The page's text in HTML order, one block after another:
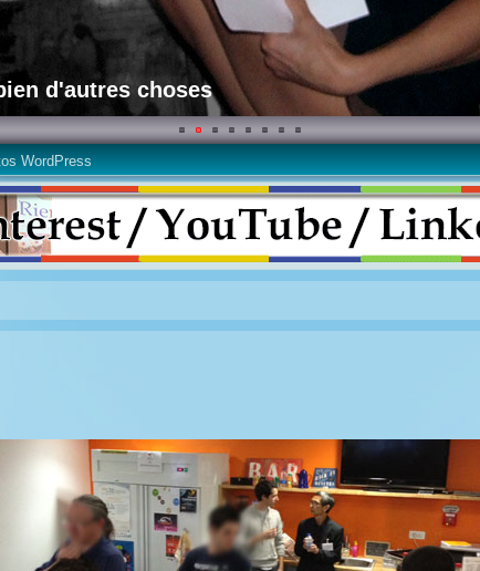
d'autres choses
WordPress